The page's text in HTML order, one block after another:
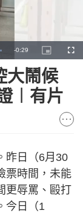
Remaining
Time
-0:29
Picture-
in-
大鬧候
︱有片
昨日（6月30
票時間，未能
更辱罵、毆打
今日（1